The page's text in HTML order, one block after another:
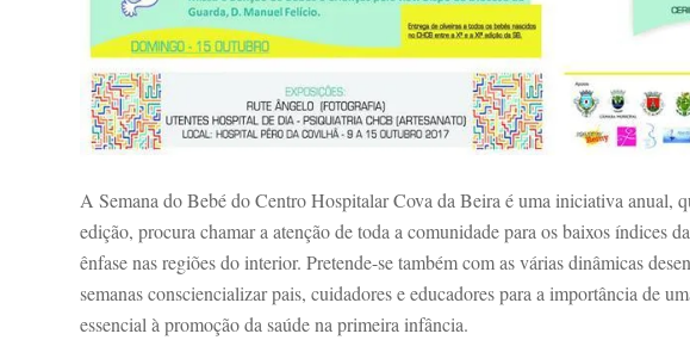
A Semana do Bebé do Centro Hospitalar Cova da Beira é uma iniciativa anual,
edição, procura chamar a atenção de toda a comunidade para os baixos índices
ênfase nas regiões do interior. Pretende-se também com as várias dinâmicas
semanas consciencializar pais, cuidadores e educadores para a importância de
essencial à promoção da saúde na primeira infância.